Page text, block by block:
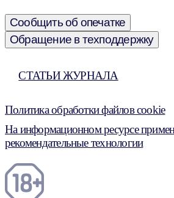
Сообщить об опечатке
Обращение в техподдержку
СТАТЬИ ЖУРНАЛА
Политика обработки файлов cookie
На информационном ресурсе
рекомендательные технологии